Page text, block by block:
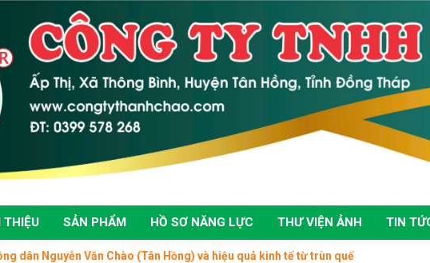
THIỆU SẢN PHẨM HỒ SƠ NĂNG LỰC THƯ VIỆN ẢNH TIN
dân Nguyễn Văn Chào (Tân Hồng) và hiệu quả kinh tế từ trùn quế